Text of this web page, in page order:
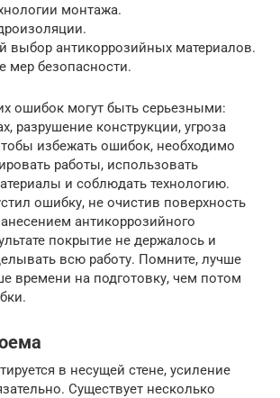
монтажа.
выбор антикоррозийных материалов.
мер безопасности.
ошибок могут быть серьезными:
разрушение конструкции, угроза
избежать ошибок, необходимо
работы, использовать
и соблюдать технологию.
ошибку, не очистив поверхность
антикоррозийного
покрытие не держалось и
всю работу. Помните, лучше
времени на подготовку, чем потом
в несущей стене, усиление
Существует несколько